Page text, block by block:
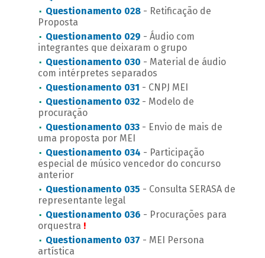
Questionamento 028 - Retificação de
Proposta
Questionamento 029 - Áudio com
integrantes que deixaram o grupo
Questionamento 030 - Material de áudio
com intérpretes separados
Questionamento 031 - CNPJ MEI
Questionamento 032 - Modelo de
procuração
Questionamento 033 - Envio de mais de
uma proposta por MEI
Questionamento 034 - Participação
especial de músico vencedor do concurso
anterior
Questionamento 035 - Consulta SERASA de
representante legal
Questionamento 036 - Procurações para
orquestra !
Questionamento 037 - MEI Persona
artística